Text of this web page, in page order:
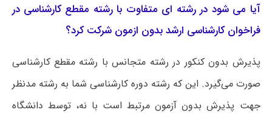
آیا می شود در رشته ای متفاوت با رشته مقطع کارشناسی در
فراخوان کارشناسی ارشد بدون ازمون شرکت کرد؟
پذیرش بدون کنکور در رشته متجانس با رشته مقطع کارشناسی
صورت می‌گیرد. این که رشته دوره کارشناسی شما به رشته مدنظر
جهت پذیرش بدون آزمون مرتبط است با نه، توسط دانشگاه